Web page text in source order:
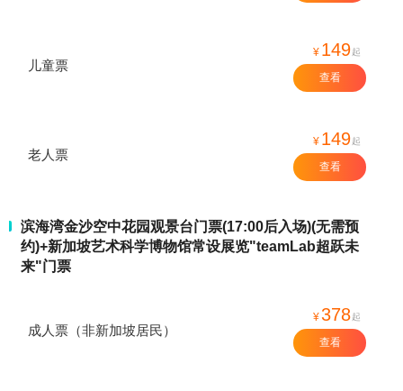
儿童票
¥ 149起
查看
老人票
¥ 149起
查看
滨海湾金沙空中花园观景台门票(17:00后入场)(无需预
约)+新加坡艺术科学博物馆常设展览"teamLab超跃未
来"门票
成人票（非新加坡居民）
¥378起
查看